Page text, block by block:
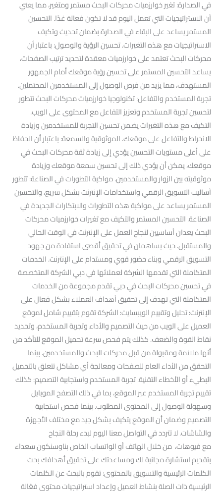
في الصدارة: تغير خوارزميات محركات البحث مستمر ومتغير، مما يعني
أن الاستراتيجيات التي تعمل اليوم قد لا تكون فعالة غدًا. التحسين
المستمر يساعد على البقاء في الصدارة بضمان تحديث وتكيف
الاستراتيجيات مع هذه التغيرات. تحسين الرؤية والوصول: باعتبار أن
محركات البحث تعتمد على خوارزميات معقدة لتحديد ترتيب الصفحات،
يساعد التحسين المستمر على تحسين رؤية موقعك أمام الجمهور
المستهدف، مما يزيد من فرص الوصول إلى المستخدمين المحتملين.
تجربة المستخدم والتفاعل: تكنولوجيا خوارزميات محركات البحث تتطور
لتحسين تجربة المستخدم وتعزيز التفاعل مع المحتوى على الويب.
التكيف مع هذه التغيرات يضمن تحسين التجربة للمستخدمين وزيادة
الانخراط والتفاعل على موقعك. الموثوقية والسمعة: باعتبار أن الحفاظ
على أعلى مستويات التحسين يؤدي إلى زيادة ثقة محركات البحث في
موقعك، يمكن أن يؤدي ذلك إلى تحسين سمعة موقعك وزيادة
موثوقيته بين الزوار والمستخدمين. مواكبة التطورات في الصناعة: تتطور
أساليب التسويق الرقمي واستخدامات الإنترنت بشكل سريع، والتحسين
المستمر يساعد على مواكبة هذه التطورات والابتكارات الجديدة في
الصناعة. التحسين المستمر والتكيف مع تغيرات خوارزميات محركات
البحث يعدان أساسيين لنجاح العمل على الإنترنت في الوقت الحالي
والمستقبل. حيث يساهمان في تحقيق أقصى استفادة من جهود
التسويق الرقمي وبناء حضور قوي ومستدام على الإنترنت. الخدمات
المتكاملة التي تقدمها الشركة لعملائها في دبي الشركة المتخصصة
في تحسين محركات البحث في دبي تقدم مجموعة من الخدمات
المتكاملة التي تهدف إلى تحقيق أهداف العملاء بشكل فعال على
الإنترنت: تحليل وتقييم الويبسايت: الشركة تقوم بتقييم شامل لموقع
العميل على الويب من حيث التصميم والأداء وتجربة المستخدم، وتحديد
نقاط القوة والضعف. كذلك يتم فحص سرعة تحميل الموقع للتأكد من
أنها ملائمة ومقبولة من قبل محركات البحث والمستخدمين. بينما
التحقق من الأداء العام للصفحات ومعالجة أي مشاكل تتعلق بالتحميل
البطيء أو الأخطاء التقنية. تجربة المستخدم واستجابية التصميم: كذلك
تقييم تجربة المستخدم عبر الموقع، بما في ذلك التصفح الموبايل
وسهولة الوصول إلى المحتوى المطلوب. بينما فحص استجابية
التصميم وضمان أن الموقع يتكيف بشكل جيد مع مختلف الأجهزة
والشاشات. لا تتردد في التواصل معنا اليوم لبدء رحلة النجاح
مع فيوهات، من خلال الهاتف أو الواتساب الخاص بناوسنكون سعداء
بتقديم استشارة مجانية لك ومساعدتك على تحقيق أهدافك بحث
الكلمات الرئيسية والتسويق بالمحتوى: تقوم بالبحث عن الكلمات
الرئيسية ذات الصلة بنشاط العميل وإعداد استراتيجيات محتوى فعّالة